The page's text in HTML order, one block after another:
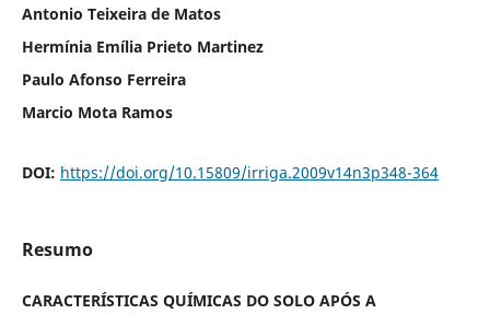
Antonio Teixeira de Matos
Hermínia Emília Prieto Martinez
Paulo Afonso Ferreira
Marcio Mota Ramos
DOI: https://doi.org/10.15809/irriga.2009v14n3p348-364
Resumo
CARACTERÍSTICAS QUÍMICAS DO SOLO APÓS A